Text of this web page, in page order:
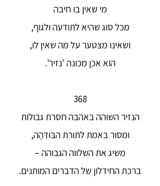
מי שאין בו חיבה
מכל סוג שהיא לתודעה ולגוף,
ושאינו מצטער על מה שאין לו,
הוא אכן מכונה 'נזיר'.
368
הנזיר השוהה באהבה חסרת גבולות
ומסור באמת לתורת הבּוּדְּהַה,
משיג את השלווה הגבוהה –
ברכת החידלון של הדברים המותנים.